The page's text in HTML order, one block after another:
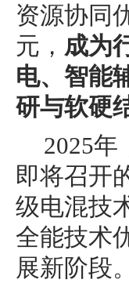
资源协同
元， 成为
电、智能
研与软硬
2025年
即将召开
级电混技
全能技术
展新阶段。